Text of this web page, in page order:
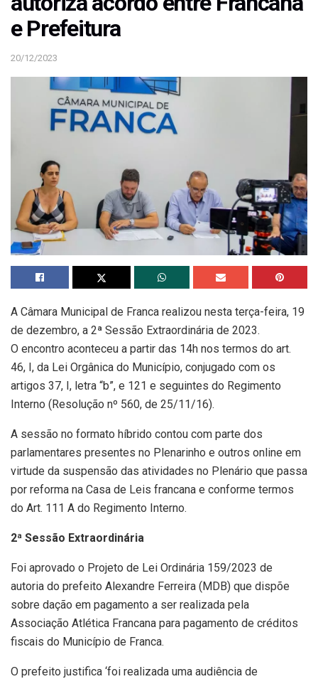
e Prefeitura
20/12/2023
A Câmara Municipal de Franca realizou nesta terça-feira, 19
de dezembro, a 2ª Sessão Extraordinária de 2023.
O encontro aconteceu a partir das 14h nos termos do art.
46, I, da Lei Orgânica do Município, conjugado com os
artigos 37, I, letra “b”, e 121 e seguintes do Regimento
Interno (Resolução nº 560, de 25/11/16).
A sessão no formato híbrido contou com parte dos
parlamentares presentes no Plenarinho e outros online em
virtude da suspensão das atividades no Plenário que passa
por reforma na Casa de Leis francana e conforme termos
do Art. 111 A do Regimento Interno.
2ª Sessão Extraordinária
Foi aprovado o Projeto de Lei Ordinária 159/2023 de
autoria do prefeito Alexandre Ferreira (MDB) que dispõe
sobre dação em pagamento a ser realizada pela
Associação Atlética Francana para pagamento de créditos
fiscais do Município de Franca.
O prefeito justifica ‘foi realizada uma audiência de